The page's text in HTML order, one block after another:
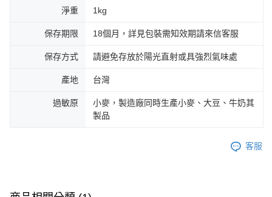
淨重 1kg
保存期限 18個月，詳見包裝需知效期請來信客服
保存方式 請避免存放於陽光直射或具強烈氣味處
產地 台灣
過敏原
小麥，製造廠同時生產小麥、大豆、牛奶其
製品
客服